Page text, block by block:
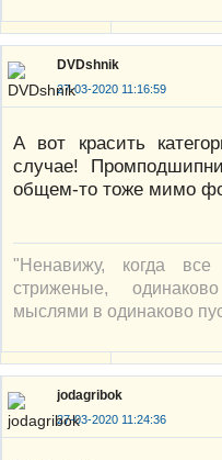
DVDshnik
27-03-2020 11:16:59
А вот красить
случае!
общем-то тоже мимо
"Ненавижу, когда
стриженые,
мыслями в одинаково
jodagribok
27-03-2020 11:24:36